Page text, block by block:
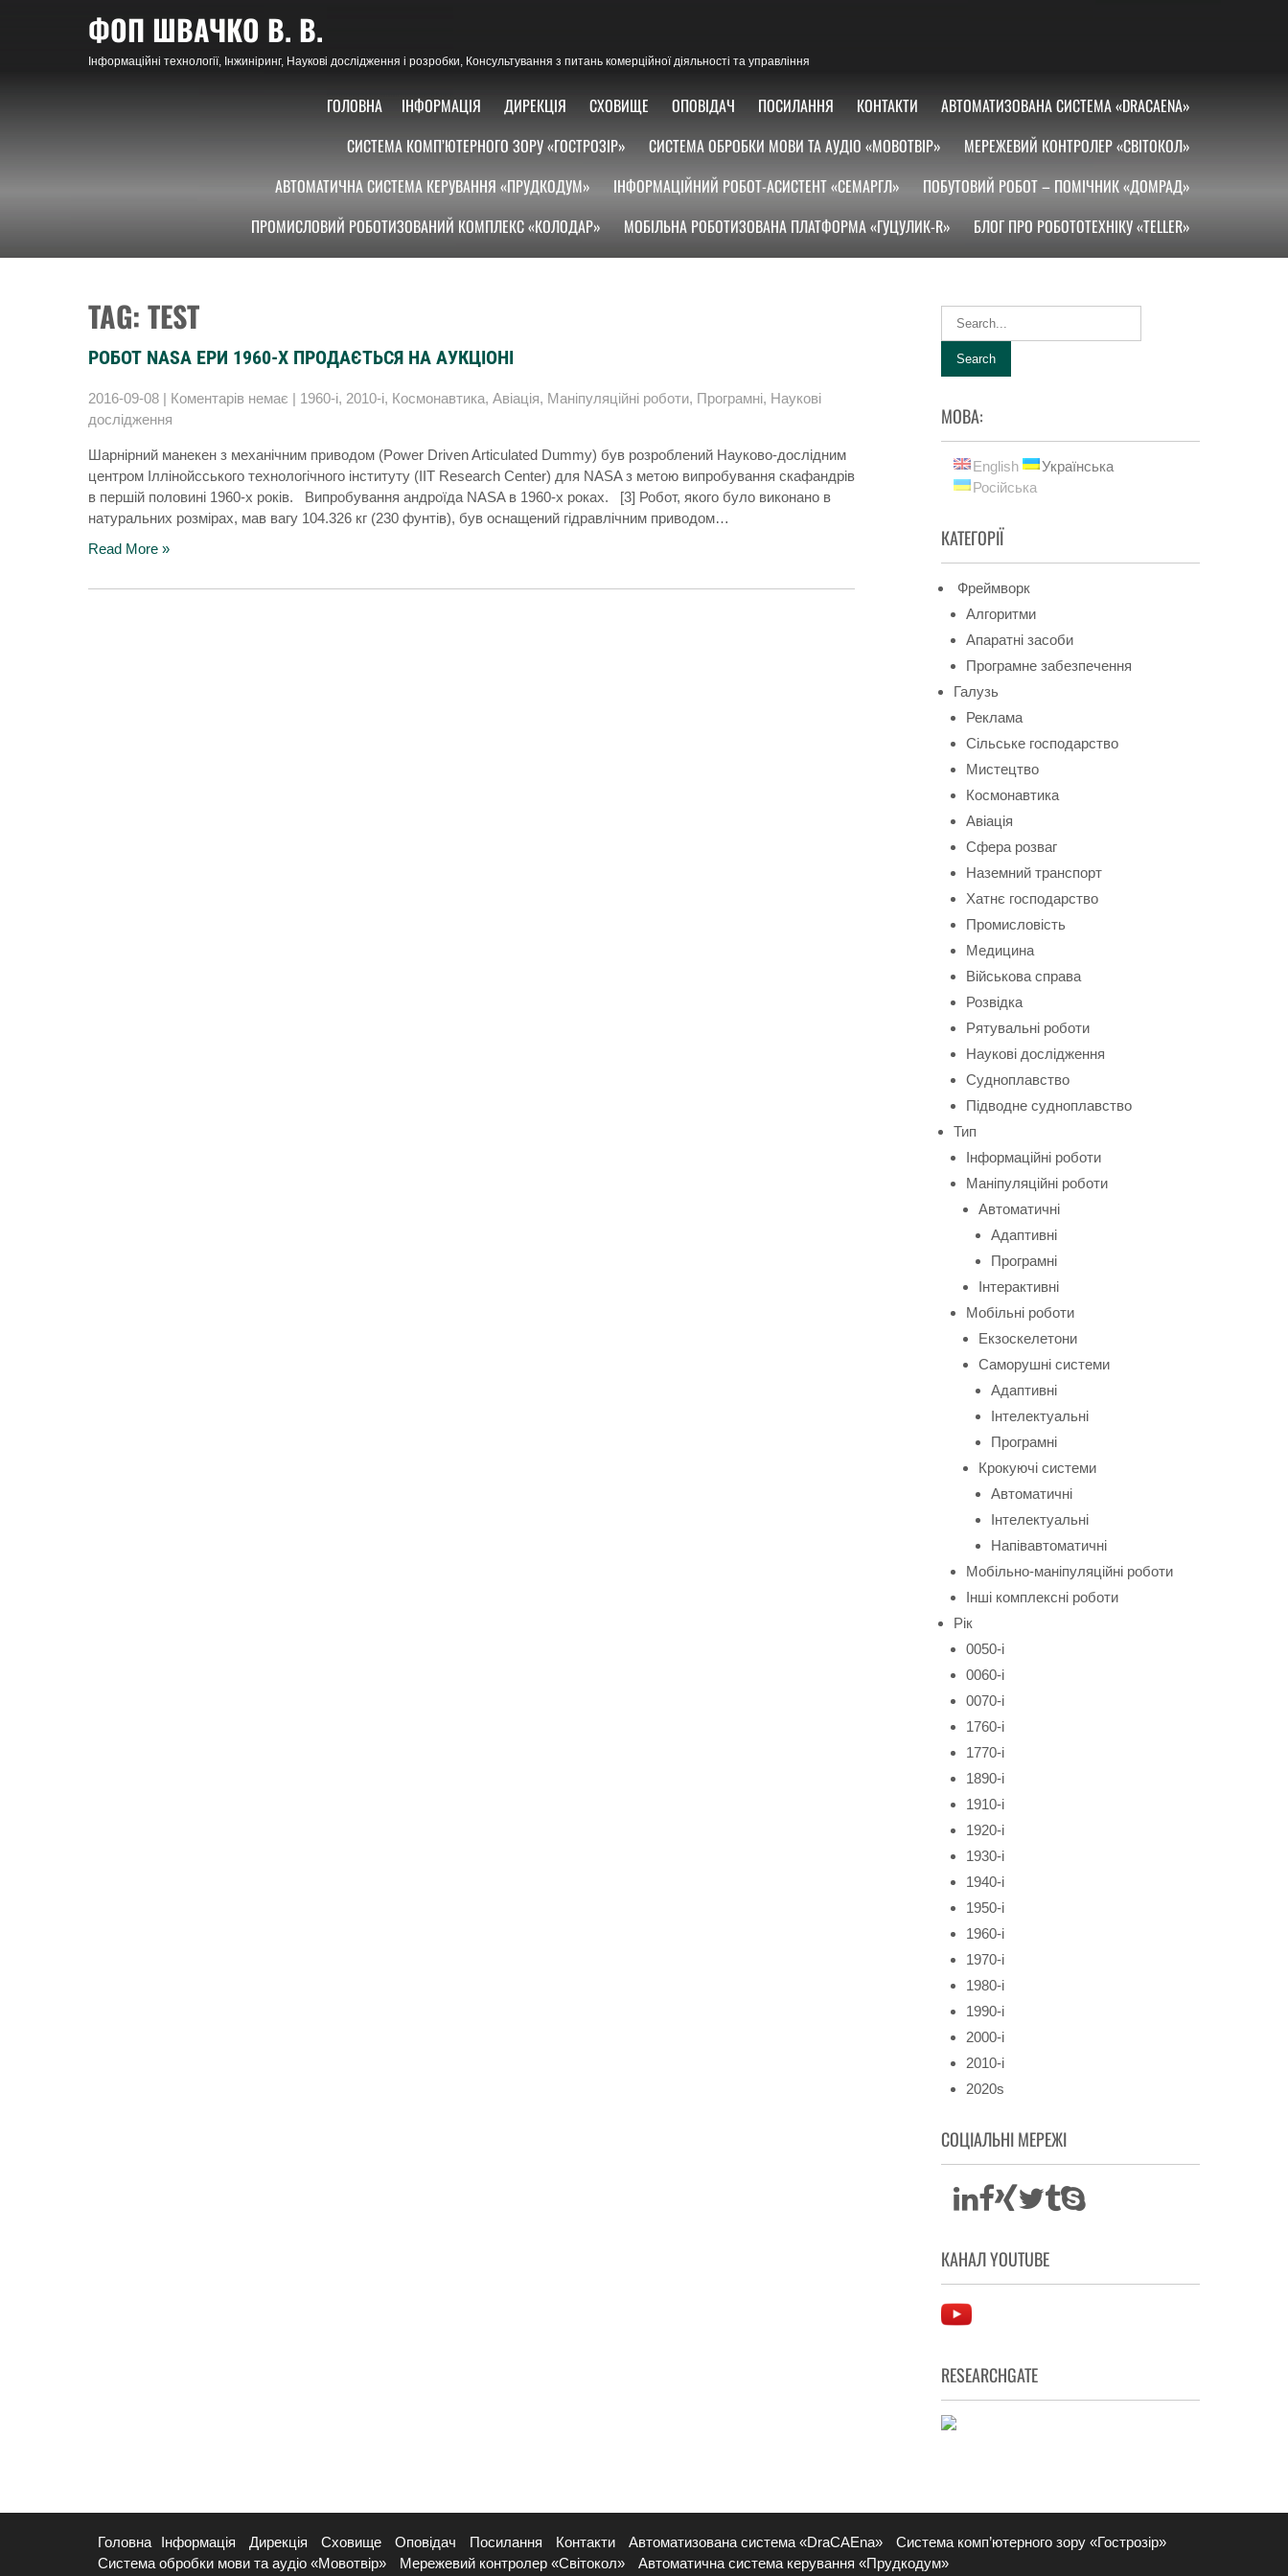
ФОП ШВАЧКО В. В.
Інформаційні технології, Інжиніринг, Наукові дослідження і розробки, Консультування з питань комерційної діяльності та управління
ГОЛОВНА ІНФОРМАЦІЯ ДИРЕКЦІЯ СХОВИЩЕ ОПОВІДАЧ ПОСИЛАННЯ КОНТАКТИ
АВТОМАТИЗОВАНА СИСТЕМА «DRACAENA»
СИСТЕМА КОМП’ЮТЕРНОГО ЗОРУ «ГОСТРОЗІР»
СИСТЕМА ОБРОБКИ МОВИ ТА АУДІО «МОВОТВІР»
МЕРЕЖЕВИЙ КОНТРОЛЕР «СВІТОКОЛ»
АВТОМАТИЧНА СИСТЕМА КЕРУВАННЯ «ПРУДКОДУМ»
ІНФОРМАЦІЙНИЙ РОБОТ-АСИСТЕНТ «СЕМАРГЛ»
ПОБУТОВИЙ РОБОТ – ПОМІЧНИК «ДОМРАД»
ПРОМИСЛОВИЙ РОБОТИЗОВАНИЙ КОМПЛЕКС «КОЛОДАР»
МОБІЛЬНА РОБОТИЗОВАНА ПЛАТФОРМА «ГУЦУЛИК-R» БЛОГ ПРО РОБОТОТЕХНІКУ «TELLER»
TAG: TEST
РОБОТ NASA ЕРИ 1960-Х ПРОДАЄТЬСЯ НА АУКЦІОНІ
2016-09-08 | Коментарів немає | 1960-і, 2010-і, Космонавтика, Авіація, Маніпуляційні роботи, Програмні, Наукові
дослідження
Шарнірний манекен з механічним приводом (Power Driven Articulated Dummy) був розроблений Науково-дослідним
центром Іллінойсського технологічного інституту (IIT Research Center) для NASA з метою випробування скафандрів
в першій половині 1960-х років. Випробування андроїда NASA в 1960-х роках. [3] Робот, якого було виконано в
натуральних розмірах, мав вагу 104.326 кг (230 фунтів), був оснащений гідравлічним приводом…
Read More »
МОВА:
English
Українська
Російська
КАТЕГОРІЇ
Фреймворк
Алгоритми
Апаратні засоби
Програмне забезпечення
Галузь
Реклама
Сільське господарство
Мистецтво
Космонавтика
Авіація
Сфера розваг
Наземний транспорт
Хатнє господарство
Промисловість
Медицина
Військова справа
Розвідка
Рятувальні роботи
Наукові дослідження
Судноплавство
Підводне судноплавство
Тип
Інформаційні роботи
Маніпуляційні роботи
Автоматичні
Адаптивні
Програмні
Інтерактивні
Мобільні роботи
Екзоскелетони
Саморушні системи
Адаптивні
Інтелектуальні
Програмні
Крокуючі системи
Автоматичні
Інтелектуальні
Напівавтоматичні
Мобільно-маніпуляційні роботи
Інші комплексні роботи
Рік
0050-і
0060-і
0070-і
1760-і
1770-і
1890-і
1910-і
1920-і
1930-і
1940-і
1950-і
1960-і
1970-і
1980-і
1990-і
2000-і
2010-і
2020s
СОЦІАЛЬНІ МЕРЕЖІ
КАНАЛ YOUTUBE
RESEARCHGATE
Головна Інформація Дирекція Сховище Оповідач Посилання Контакти Автоматизована система «DraCAEna»
Система комп’ютерного зору «Гострозір»
Система обробки мови та аудіо «Мовотвір»
Мережевий контролер «Світокол» Автоматична система керування «Прудкодум»